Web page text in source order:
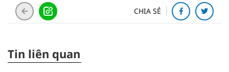
CHIA SẺ
Tin liên quan